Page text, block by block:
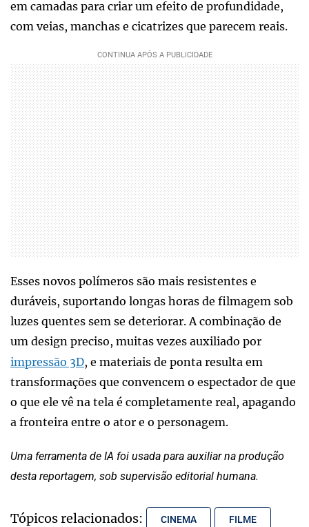
em camadas para criar um efeito de profundidade,
com veias, manchas e cicatrizes que parecem reais.
Esses novos polímeros são mais resistentes e
duráveis, suportando longas horas de filmagem sob
luzes quentes sem se deteriorar. A combinação de
um design preciso, muitas vezes auxiliado por
impressão 3D, e materiais de ponta resulta em
transformações que convencem o espectador de que
o que ele vê na tela é completamente real, apagando
a fronteira entre o ator e o personagem.
Uma ferramenta de IA foi usada para auxiliar na produção
desta reportagem, sob supervisão editorial humana.
Tópicos relacionados: CINEMA FILME